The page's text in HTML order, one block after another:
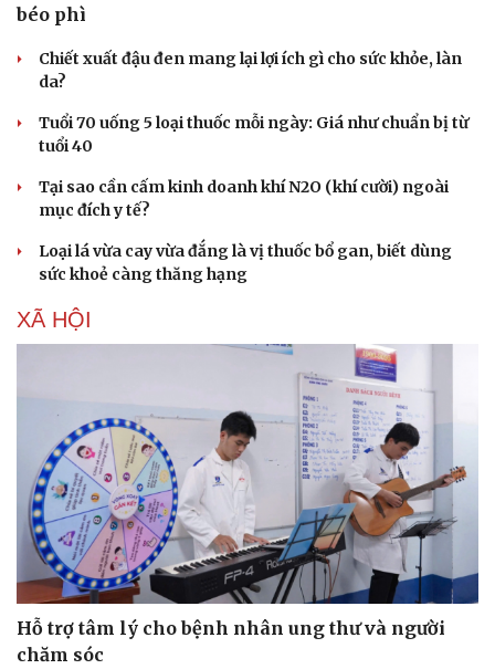
Văn hóa
Sân khấu - Điện ảnh
Văn học
Âm nhạc
Di sản
Giải trí
Thời trang
Sao Việt
béo phì
Chiết xuất đậu đen mang lại lợi ích gì cho sức khỏe, làn
da?
Tuổi 70 uống 5 loại thuốc mỗi ngày: Giá như chuẩn bị từ
tuổi 40
Tại sao cần cấm kinh doanh khí N2O (khí cười) ngoài
mục đích y tế?
Loại lá vừa cay vừa đắng là vị thuốc bổ gan, biết dùng
sức khoẻ càng thăng hạng
XÃ HỘI
Hỗ trợ tâm lý cho bệnh nhân ung thư và người
chăm sóc